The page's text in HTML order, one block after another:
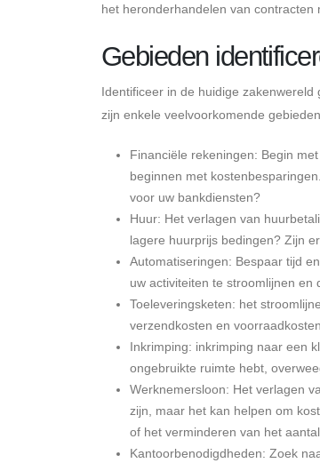
het heronderhandelen van contracten
Gebieden
Identificeer in de huidige
zijn enkele veelvoorkomende
Financiële rekeningen: Begin
beginnen met
voor uw bankdiensten?
Huur: Het verlagen van
lagere huurprijs bedingen? Zijn
Automatiseringen: Bespaar tijd
uw activiteiten te stroomlijnen en
Toeleveringsketen: het
verzendkosten en
Inkrimping: inkrimping naar een
ongebruikte ruimte hebt,
Werknemersloon: Het verlagen
zijn, maar het kan helpen om
of het verminderen van het
Kantoorbenodigdheden: Zoek